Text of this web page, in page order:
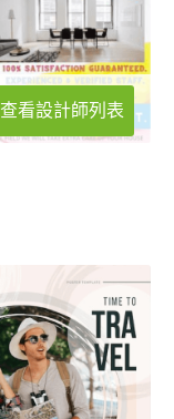
查看設計師列表